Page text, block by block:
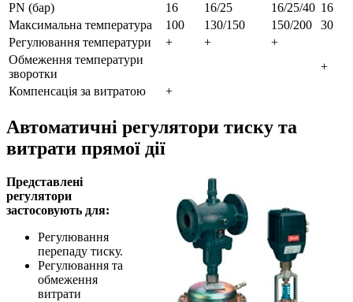
PN (бар)
16 16/25 16/25/40 16
Максимальна температура
100 130/150 150/200
30
Регулювання температури
+ +
+
Обмеження температури
зворотки
+
Компенсація за витратою
+
Автоматичні регулятори тиску та
витрати прямої дії
Представлені
регулятори
застосовують для:
Регулювання
перепаду тиску.
Регулювання та
обмеження
витрати